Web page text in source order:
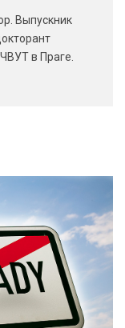
Выпускник
в Праге.